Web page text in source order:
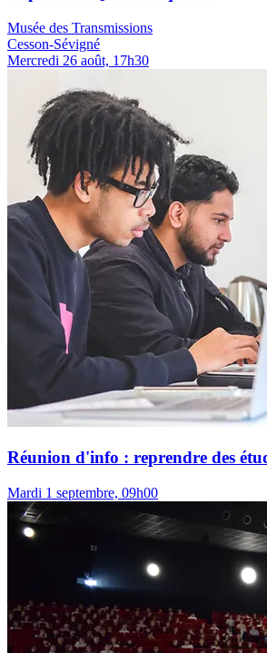
Musée des Transmissions
Cesson-Sévigné
Mercredi 26 août, 17h30
Réunion d'info : reprendre des
Mardi 1 septembre, 09h00